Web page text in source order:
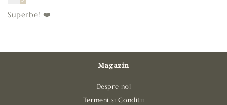
Superbe! ❤️
Magazin
Despre noi
Termeni si Conditii